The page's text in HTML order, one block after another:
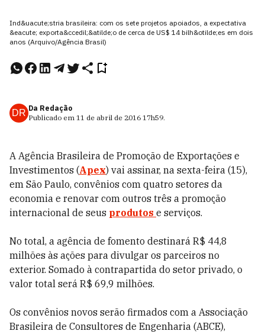
Ind&uacute;stria brasileira: com os sete projetos apoiados, a expectativa
&eacute; exporta&ccedil;&atilde;o de cerca de US$ 14 bilh&otilde;es em dois
anos (Arquivo/Agência Brasil)
DR Da Redação
Publicado em 11 de abril de 2016 17h59.
A Agência Brasileira de Promoção de Exportações e
Investimentos (Apex) vai assinar, na sexta-feira (15),
em São Paulo, convênios com quatro setores da
economia e renovar com outros três a promoção
internacional de seus produtos e serviços.
No total, a agência de fomento destinará R$ 44,8
milhões às ações para divulgar os parceiros no
exterior. Somado à contrapartida do setor privado, o
valor total será R$ 69,9 milhões.
Os convênios novos serão firmados com a Associação
Brasileira de Consultores de Engenharia (ABCE),